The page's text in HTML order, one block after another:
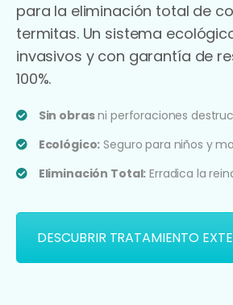
para la eliminación total de
termitas. Un sistema
invasivos y con garantía de
100%.
Sin obrasni perforaciones
Ecológico: Seguro para niños y
Eliminación Total: Erradica la
DESCUBRIR TRATAMIENTO